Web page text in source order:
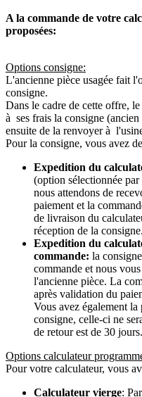
A la commande de votre
proposées:
Options consigne:
L'ancienne pièce usagée fait
consigne.
Dans le cadre de cette offre,
à ses frais la consigne
ensuite de la renvoyer à
Pour la consigne, vous avez
Expedition du
(option sélectionnée
nous attendons de
paiement et la
de livraison du
réception de la consigne.
Expedition du
commande: la
commande et nous
l'ancienne pièce. La
après validation du
Vous avez également
consigne, celle-ci ne
de retour est de 30 jours.
Options calculateur
Pour votre calculateur, vous
Calculateur vierge: